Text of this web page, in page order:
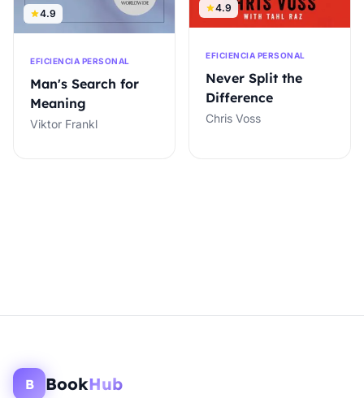
4.9
EFICIENCIA PERSONAL
Man's Search for
Meaning
Viktor Frankl
4.9
EFICIENCIA PERSONAL
Never Split the
Difference
Chris Voss
B BookHub